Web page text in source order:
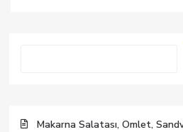
Makarna Salatası, Omlet,